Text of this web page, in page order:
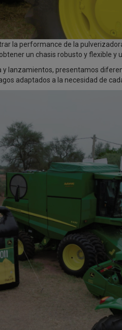
la performance de la
un chasis robusto y flexible y
lanzamientos, presentamos
adaptados a la necesidad de